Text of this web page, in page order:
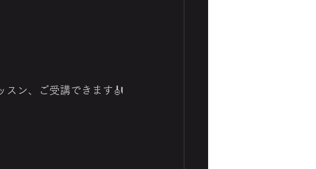
スン、ご受講できます🎻